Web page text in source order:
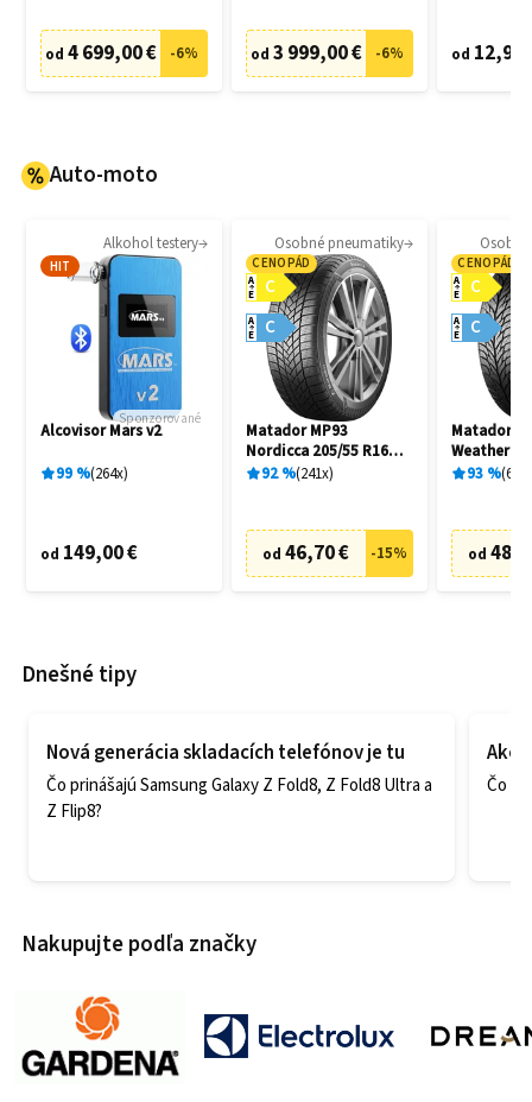
od 4 699,00 € -6% od 3 999,00 € -6% od 12,95
Auto-moto
Alkohol testery
HIT
Sponzorované
Alcovisor Mars v2
99% 264x
od 149,00 €
Osobné pneumatiky
CENOPÁD
C
A
E
C
A
E
Matador MP93
Nordicca 205/55 R16
91H
92% 241x
od 46,70 € -15%
CENOPÁD
C
A
E
C
A
E
Matador
Weather
R16 91H
93% 69
od
Dnešné tipy
Nová generácia skladacích telefónov je tu
Čo prinášajú Samsung Galaxy Z Fold8, Z Fold8 Ultra a
Z Flip8?
Ako
Čo
Nakupujte podľa značky